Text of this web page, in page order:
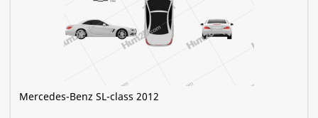
Mercedes-Benz SL-class 2012